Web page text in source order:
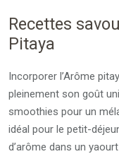
Recettes
Pitaya
Incorporer l’Arôme
pleinement son goût
smoothies pour un
idéal pour le petit-
d’arôme dans un